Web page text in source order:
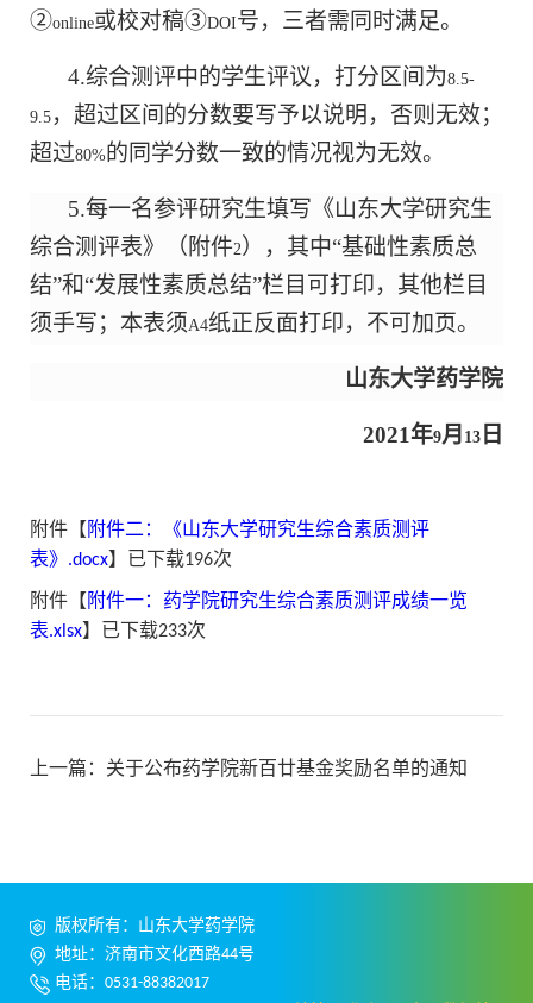
②online或校对稿③DOI号，三者需同时满足。
4.综合测评中的学生评议，打分区间为8.5-
9.5 ，超过区间的分数要写予以说明，否则无效；
超过80%的同学分数一致的情况视为无效。
5.每一名参评研究生填写《山东大学研究生
综合测评表》（附件2），其中“基础性素质总
结”和“发展性素质总结”栏目可打印，其他栏目
须手写；本表须A4纸正反面打印，不可加页。
山东大学药学院
2021年9月 13 日
附件【 附件二：《山东大学研究生综合素质测评
表》.docx】已下载196次
附件【 附件一：药学院研究生综合素质测评成绩一览
表.xlsx】已下载233次
上一篇： 关于公布药学院新百廿基金奖励名单的通知
版权所有：山东大学药学院
地址：济南市文化西路44号
电话：0531-88382017